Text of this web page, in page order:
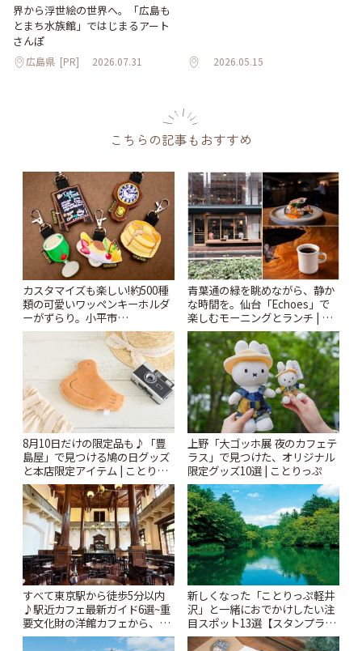
界から浮世絵の世界へ。「広島も
とまち水族館」ではじまるアート
さんぽ
広島県 [PR] 2026.07.31 2026.05.15
こちらの記事もおすすめ
カスタマイズも楽しい!約500種
類の可愛いワッペンキーホルダ
ーがずらり。小平市
「Kimamaya T&K」 | ことりっ
青葉通の緑を眺めながら、静か
な時間を。仙台「Echoes」で
楽しむモーニングとランチ | こ
とりっぷ
8月10日だけの限定品も♪「豊
島屋」で見つける鳩の日グッズ
と本店限定アイテム | ことりっ
ぷ
上野「大ゴッホ展 夜のカフェテ
ラス」で見つけた、オリジナル
限定グッズ10選 | ことりっぷ
すべて東京駅から徒歩5分以内
♪駅近カフェ最新ガイド6選~重
要文化財の洋館カフェから、改
札すぐのレトロ喫茶まで~ | こと
新しくなった「ことりっぷ軽井
沢」と一緒におでかけしたい注
目スポット13選【スタンプラリ
ー開催中】 | ことりっぷ